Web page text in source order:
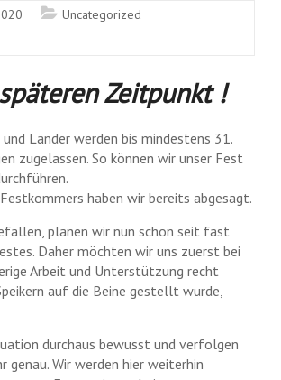
Uncategorized
Zeitpunkt!
Länder werden bis mindestens 31.
zugelassen. So können wir unser Fest
haben wir bereits abgesagt.
planen wir nun schon seit fast
Daher möchten wir uns zuerst bei
Arbeit und Unterstützung recht
auf die Beine gestellt wurde,
durchaus bewusst und verfolgen
genau. Wir werden hier weiterhin